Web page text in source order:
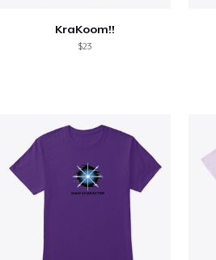
KraKoom!!
$23